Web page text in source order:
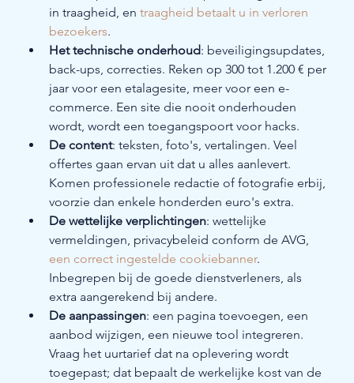
in traagheid, en traagheid betaalt u in verloren
bezoekers.
Het technische onderhoud: beveiligingsupdates,
back-ups, correcties. Reken op 300 tot 1.200 € per
jaar voor een etalagesite, meer voor een e-
commerce. Een site die nooit onderhouden
wordt, wordt een toegangspoort voor hacks.
De content: teksten, foto's, vertalingen. Veel
offertes gaan ervan uit dat u alles aanlevert.
Komen professionele redactie of fotografie erbij,
voorzie dan enkele honderden euro's extra.
De wettelijke verplichtingen: wettelijke
vermeldingen, privacybeleid conform de AVG,
een correct ingestelde cookiebanner.
Inbegrepen bij de goede dienstverleners, als
extra aangerekend bij andere.
De aanpassingen: een pagina toevoegen, een
aanbod wijzigen, een nieuwe tool integreren.
Vraag het uurtarief dat na oplevering wordt
toegepast; dat bepaalt de werkelijke kost van de